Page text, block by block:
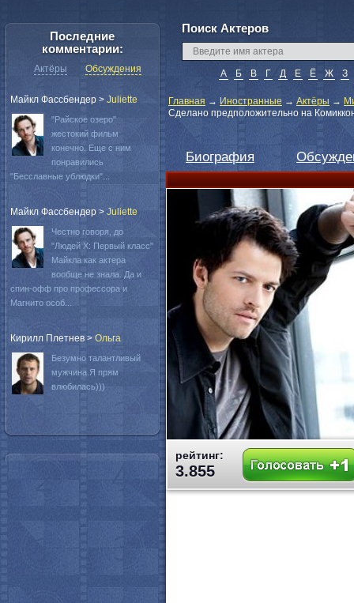
Поиск Актеров
А Б В Г Д Е Ё Ж З
Главная → Иностранные → Актёры →
Сделано предположительно на
Биография
рейтинг:
3.855
Последние
комментарии:
Актёры Обсуждения
Майкл Фассбендер > Juliette
"Райское озеро"
жестокий фильм
конечно. Еще с ним
понравились
"Бесславные ублюдки"...
Майкл Фассбендер > Juliette
Честно говоря, до
"Людей Х: Первый класс"
Майкла как актера
вообще не знала. Да и
спин-офф про профессора и
Магнито особ...
Кирилл Плетнев > Oльга
Безумно талантливый
мужчина.Я прям
влюбилась)))